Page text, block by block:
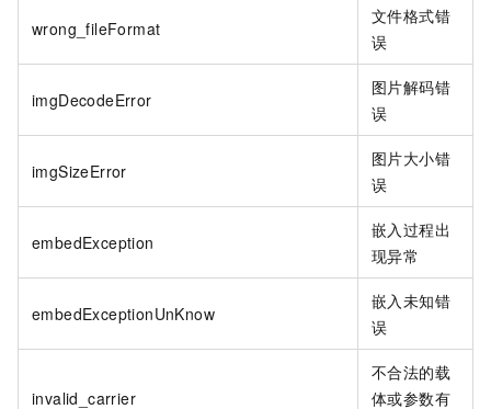
wrong_fileFormat
文件格式错
误
imgDecodeError
图片解码错
误
imgSizeError
图片大小错
误
embedException
嵌入过程出
现异常
embedExceptionUnKnow
嵌入未知错
误
invalid_carrier
不合法的载
体或参数有